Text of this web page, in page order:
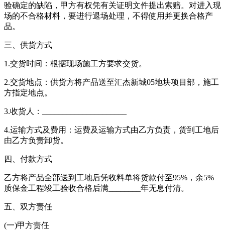
验确定的缺陷，甲方有权凭有关证明文件提出索赔。对进入现
场的不合格材料，要进行退场处理，不得使用并更换合格产
品。
三、供货方式
1.交货时间：根据现场施工方要求交货。
2.交货地点：供货方将产品送至汇杰新城05地块项目部，施工
方指定地点。
3.收货人：_____________________
4.运输方式及费用：运费及运输方式由乙方负责，货到工地后
由乙方负责卸货。
四、付款方式
乙方将产品全部送到工地后凭收料单将货款付至95%，余5%
质保金工程竣工验收合格后满________年无息付清。
五、双方责任
(一)甲方责任